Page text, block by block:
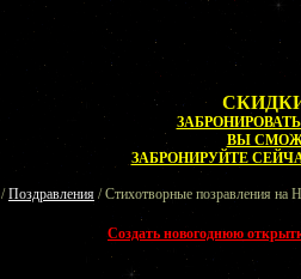
ВЫ
ЗАБРОНИРУЙТЕ
/Поздравления / Стихотворные позравления на
Создать новогоднюю